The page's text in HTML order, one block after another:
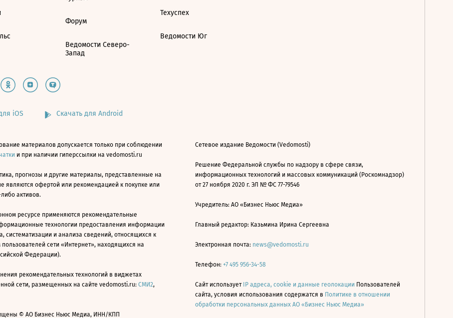
Форум
Ведомости Северо-
Запад
Техуспех
Ведомости Юг
iOS Скачать для Android
материалов допускается только при соблюдении
и при наличии гиперссылки на vedomosti.ru
прогнозы и другие материалы, представленные на
являются офертой или рекомендацией к покупке или
активов.
ресурсе применяются рекомендательные
технологии предоставления информации
систематизации и анализа сведений, относящихся к
сети «Интернет», находящихся на
Федерации).
рекомендательных технологий в виджетах
сети, размещенных на сайте vedomosti.ru: СМИ2,
© АО Бизнес Ньюс Медиа, ИНН/КПП
Сетевое издание Ведомости (Vedomosti)
Решение Федеральной службы по надзору в сфере связи,
информационных технологий и массовых коммуникаций (Роскомнадзор)
от 27 ноября 2020 г. ЭЛ № ФС 77-79546
Учредитель: АО «Бизнес Ньюс Медиа»
Главный редактор: Казьмина Ирина Сергеевна
Электронная почта: news@vedomosti.ru
Телефон: +7 495 956-34-58
Сайт использует IP адреса, cookie и данные геолокации Пользователей
сайта, условия использования содержатся в Политике в отношении
обработки персональных данных АО «Бизнес Ньюс Медиа»